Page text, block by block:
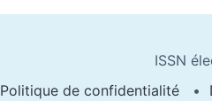
ISSN
Politique de confidentialité